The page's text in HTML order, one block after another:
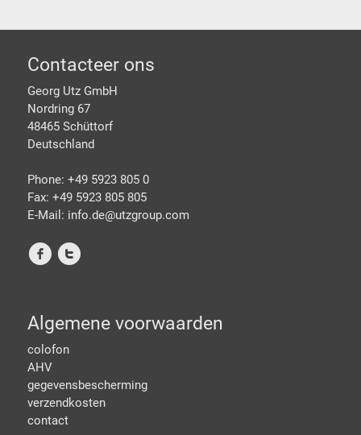
Footer
Contacteer ons
Georg Utz GmbH
Nordring 67
48465 Schüttorf
Deutschland
Phone: +49 5923 805 0
Fax: +49 5923 805 805
E-Mail: info.de@utzgroup.com
f t
Algemene voorwaarden
colofon
AHV
gegevensbescherming
verzendkosten
contact